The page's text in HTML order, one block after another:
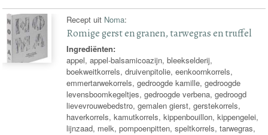
Recept uit Noma:
Romige gerst en granen, tarwegras en truffel
Ingrediënten:
appel, appel-balsamicoazijn, bleekselderij,
boekweitkorrels, druivenpitolie, eenkoornkorrels,
emmertarwekorrels, gedroogde kamille, gedroogde
levensboomkegeltjes, gedroogde verbena, gedroogd
lievevrouwebedstro, gemalen gierst, gerstekorrels,
haverkorrels, kamutkorrels, kippenbouillon, kippengelei,
lijnzaad, melk, pompoenpitten, speltkorrels, tarwegras,